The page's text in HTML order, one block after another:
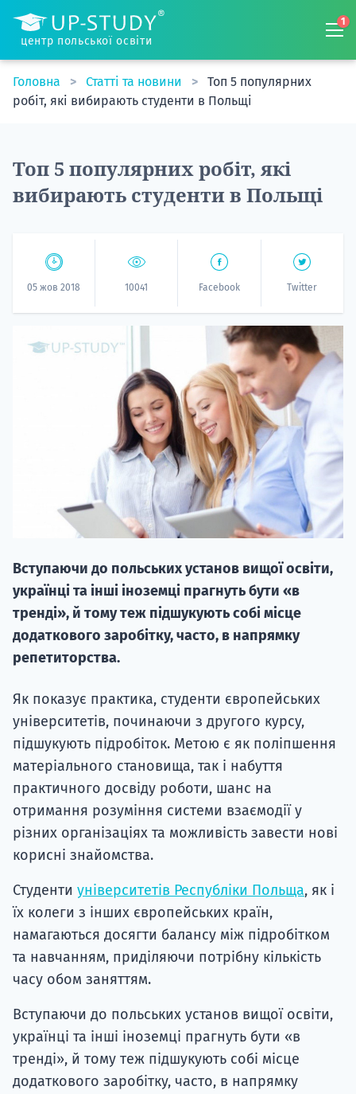
центр польської освіти
1
Головна Статті та новини
Топ 5 популярних
робіт, які вибирають студенти в Польщі
Топ 5 популярних робіт, які
вибирають студенти в Польщі
05 жов 2018 10041 Facebook Twitter
Вступаючи до польських установ вищої освіти,
українці та інші іноземці прагнуть бути «в
тренді», й тому теж підшукують собі місце
додаткового заробітку, часто, в напрямку
репетиторства.
Як показує практика, студенти європейських
університетів, починаючи з другого курсу,
підшукують підробіток. Метою є як поліпшення
матеріального становища, так і набуття
практичного досвіду роботи, шанс на
отримання розуміння системи взаємодії у
різних організаціях та можливість завести нові
корисні знайомства.
Студенти університетів Республіки Польща, як і
їх колеги з інших європейських країн,
намагаються досягти балансу між підробітком
та навчанням, приділяючи потрібну кількість
часу обом заняттям.
Вступаючи до польських установ вищої освіти,
українці та інші іноземці прагнуть бути «в
тренді», й тому теж підшукують собі місце
додаткового заробітку, часто, в напрямку
НАБІР
вступ на